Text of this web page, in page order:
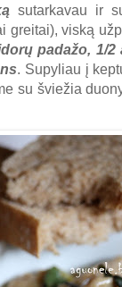
sutarkavau ir
greitai), viską
padažo, 1/
. Supyliau į
su šviežia